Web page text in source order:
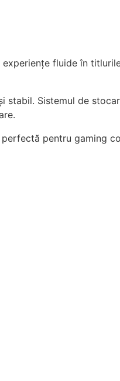
fluide în
stabil. Sistemul de
pentru gaming